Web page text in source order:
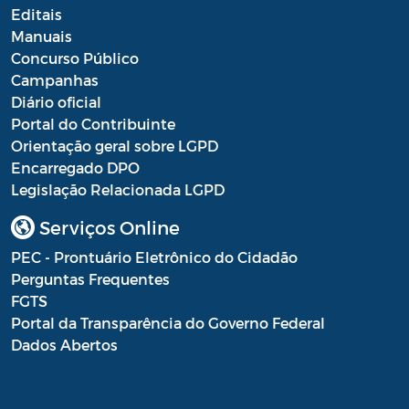
Editais
Manuais
Concurso Público
Campanhas
Diário oficial
Portal do Contribuinte
Orientação geral sobre LGPD
Encarregado DPO
Legislação Relacionada LGPD
Serviços Online
PEC - Prontuário Eletrônico do Cidadão
Perguntas Frequentes
FGTS
Portal da Transparência do Governo Federal
Dados Abertos